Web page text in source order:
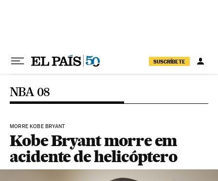
SUSCRÍBETE
NBA 08
MORRE KOBE BRYANT
Kobe Bryant morre em
acidente de helicóptero